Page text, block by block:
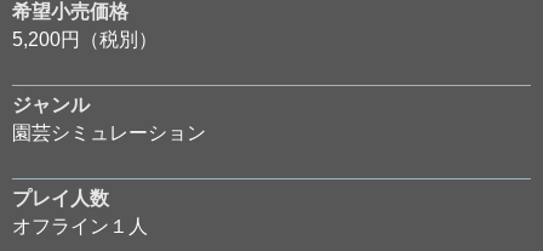
希望小売価格
5,200円（税別）
ジャンル
園芸シミュレーション
プレイ人数
オフライン１人